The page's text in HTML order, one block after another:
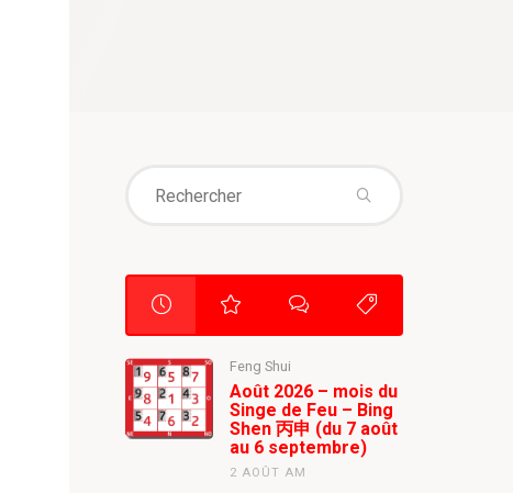
Feng Shui
Août 2026 – mois du
Singe de Feu – Bing
Shen 丙申 (du 7 août
au 6 septembre)
2 AOÛT AM